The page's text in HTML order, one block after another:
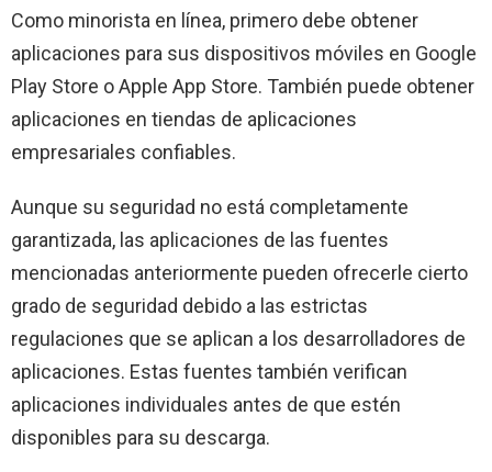
Como minorista en línea, primero debe obtener
aplicaciones para sus dispositivos móviles en Google
Play Store o Apple App Store. También puede obtener
aplicaciones en tiendas de aplicaciones
empresariales confiables.
Aunque su seguridad no está completamente
garantizada, las aplicaciones de las fuentes
mencionadas anteriormente pueden ofrecerle cierto
grado de seguridad debido a las estrictas
regulaciones que se aplican a los desarrolladores de
aplicaciones. Estas fuentes también verifican
aplicaciones individuales antes de que estén
disponibles para su descarga.